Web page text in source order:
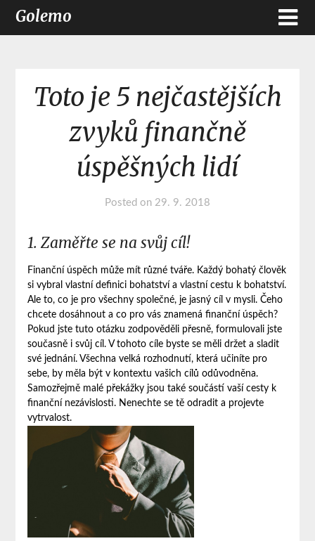
Golemo
Toto je 5 nejčastějších
zvyků finančně
úspěšných lidí
Posted on 29. 9. 2018
1. Zaměřte se na svůj cíl!
Finanční úspěch může mít různé tváře. Každý bohatý člověk
si vybral vlastní definici bohatství a vlastní cestu k bohatství.
Ale to, co je pro všechny společné, je jasný cíl v mysli. Čeho
chcete dosáhnout a co pro vás znamená finanční úspěch?
Pokud jste tuto otázku zodpověděli přesně, formulovali jste
současně i svůj cíl. V tohoto cíle byste se měli držet a sladit
své jednání. Všechna velká rozhodnutí, která učiníte pro
sebe, by měla být v kontextu vašich cílů odůvodněna.
Samozřejmě malé překážky jsou také součástí vaší cesty k
finanční nezávislosti. Nenechte se tě odradit a projevte
vytrvalost.